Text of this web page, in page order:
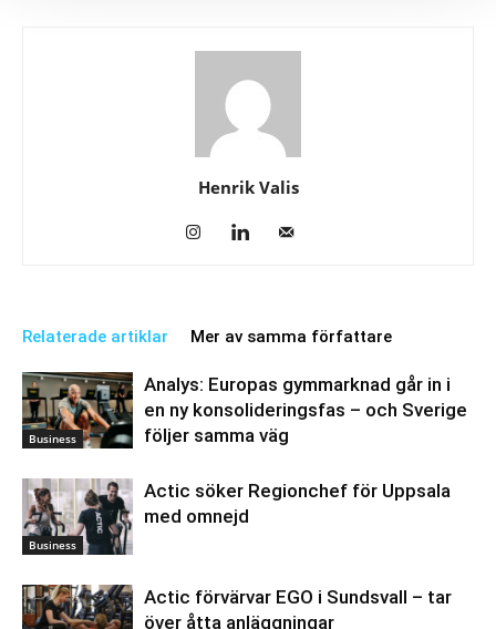
Henrik Valis
Relaterade artiklar Mer av samma författare
Business
Analys: Europas gymmarknad går in i
en ny konsolideringsfas – och Sverige
följer samma väg
Business
Actic söker Regionchef för Uppsala
med omnejd
Actic förvärvar EGO i Sundsvall – tar
över åtta anläggningar